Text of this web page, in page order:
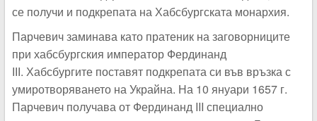
се получи и подкрепата на Хабсбургската монархия.
Парчевич заминава като пратеник на заговорниците
при хабсбургския император Фердинанд
ІІІ. Хабсбургите поставят подкрепата си във връзка с
умиротворяването на Украйна. На 10 януари 1657 г.
Парчевич получава от Фердинанд III специално